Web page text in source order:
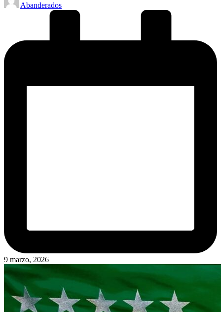
by
Abanderados
9 marzo, 2026